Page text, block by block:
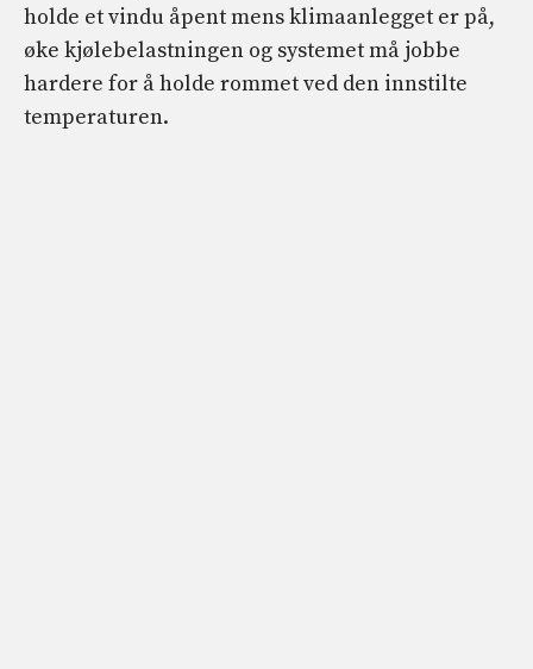
holde et vindu åpent mens klimaanlegget er på,
øke kjølebelastningen og systemet må jobbe
hardere for å holde rommet ved den innstilte
temperaturen.